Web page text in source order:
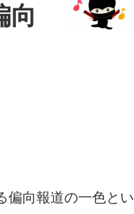
向
偏向報道の一色とい